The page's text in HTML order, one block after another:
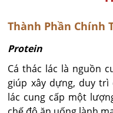
Thành Phần Chính
Protein
Cá thác lác là nguồn
giúp xây dựng, duy trì
lác cung cấp một